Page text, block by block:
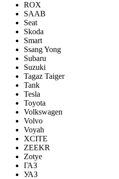
ROX
SAAB
Seat
Skoda
Smart
Ssang Yong
Subaru
Suzuki
Tagaz Taiger
Tank
Tesla
Toyota
Volkswagen
Volvo
Voyah
XCITE
ZEEKR
Zotye
ГАЗ
УАЗ